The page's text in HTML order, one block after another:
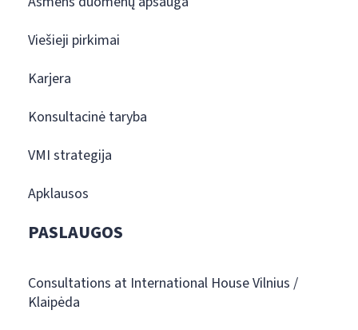
Viešieji pirkimai
Karjera
Konsultacinė taryba
VMI strategija
Apklausos
PASLAUGOS
Consultations at International House Vilnius /
Klaipėda